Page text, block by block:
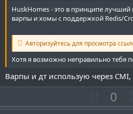
ы
й
г
о
л
о
с
HuskHomes - это в принципе лучший
варпы и хомы с поддержкой Redis/
Авторизуйтесь для просмотра
Хотя я возможно неправильно тебя
Варпы и дт использую через
П
о
0